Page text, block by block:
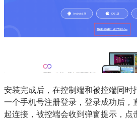
安装完成后，在控制端和被控端同时
一个手机号注册登录，登录成功后，
起连接，被控端会收到弹窗提示，点